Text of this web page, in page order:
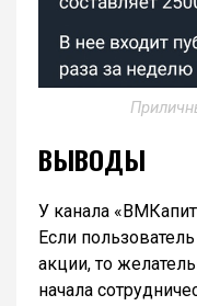
ВЫВОДЫ
У канала
Если
акции, то
начала